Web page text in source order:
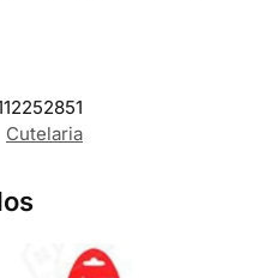
Cutelaria